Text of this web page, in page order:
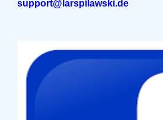
support@larspilawski.de